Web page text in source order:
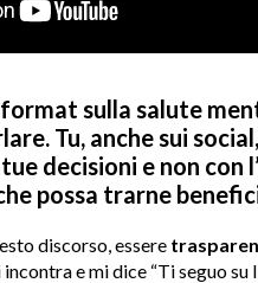
sulla salute
Tu, anche sui
decisioni e non con
possa trarne
discorso, essere
e mi dice “Ti seguo